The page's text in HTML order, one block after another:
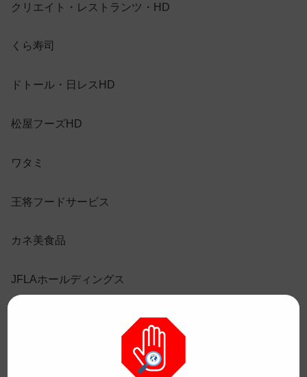
クリエイト・レストランツ・HD
くら寿司
ドトール・日レスHD
松屋フーズHD
ワタミ
王将フードサービス
カネ美食品
JFLAホールディングス
日本KFCホールディングス